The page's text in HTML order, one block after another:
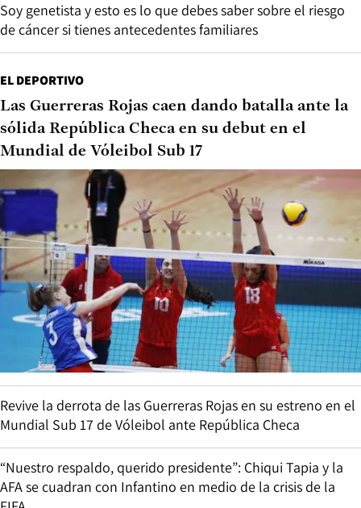
Soy genetista y esto es lo que debes saber sobre el riesgo
de cáncer si tienes antecedentes familiares
EL DEPORTIVO
Las Guerreras Rojas caen dando batalla ante la
sólida República Checa en su debut en el
Mundial de Vóleibol Sub 17
Revive la derrota de las Guerreras Rojas en su estreno en el
Mundial Sub 17 de Vóleibol ante República Checa
“Nuestro respaldo, querido presidente”: Chiqui Tapia y la
AFA se cuadran con Infantino en medio de la crisis de la